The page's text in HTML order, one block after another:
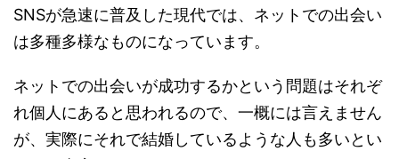
SNSが急速に普及した現代では、ネットでの出会い
は多種多様なものになっています。
ネットでの出会いが成功するかという問題はそれぞ
れ個人にあると思われるので、一概には言えません
が、実際にそれで結婚しているような人も多いとい